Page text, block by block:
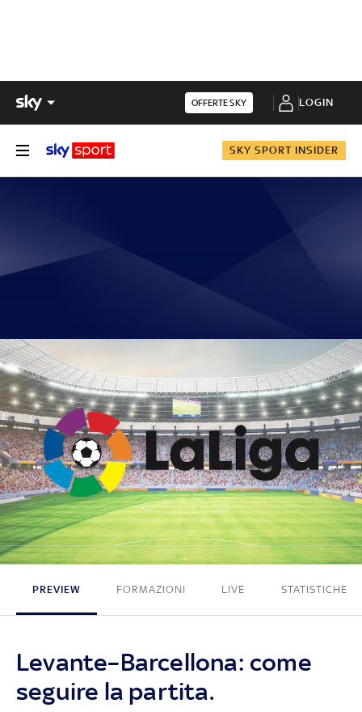
OFFERTE SKY LOGIN
SKY SPORT INSIDER
2 - 3
PREVIEW FORMAZIONI LIVE STATISTICHE
Levante–Barcellona: come
seguire la partita.